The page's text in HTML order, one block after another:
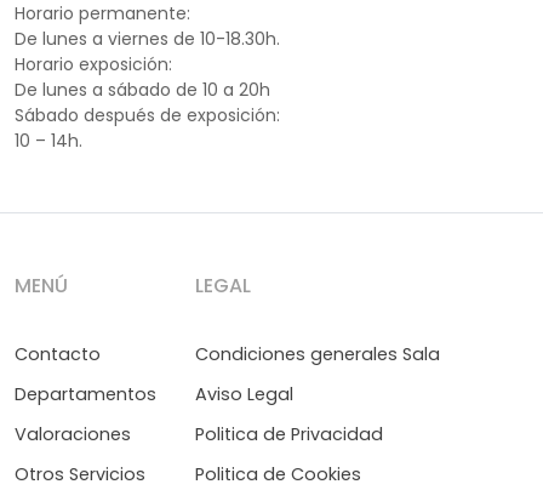
Horario permanente:
De lunes a viernes de 10-18.30h.
Horario exposición:
De lunes a sábado de 10 a 20h
Sábado después de exposición:
10 – 14h.
MENÚ
Contacto
Departamentos
Valoraciones
Otros Servicios
LEGAL
Condiciones generales Sala
Aviso Legal
Politica de Privacidad
Politica de Cookies